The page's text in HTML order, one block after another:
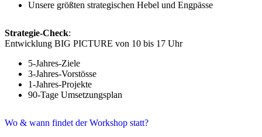
Unsere größten strategischen Hebel und Engpässe
Strategie-Check:
Entwicklung BIG PICTURE von 10 bis 17 Uhr
5-Jahres-Ziele
3-Jahres-Vorstösse
1-Jahres-Projekte
90-Tage Umsetzungsplan
Wo & wann findet der Workshop statt?